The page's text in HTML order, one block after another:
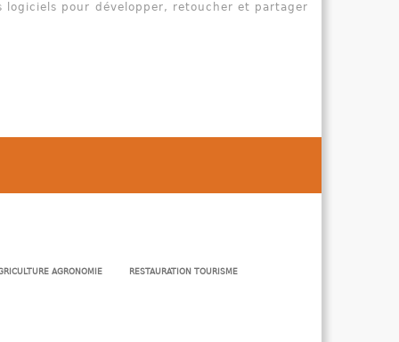
pour développer, retoucher et partager
AGRONOMIE RESTAURATION TOURISME